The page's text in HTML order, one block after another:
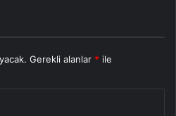
Gerekli alanlar * ile